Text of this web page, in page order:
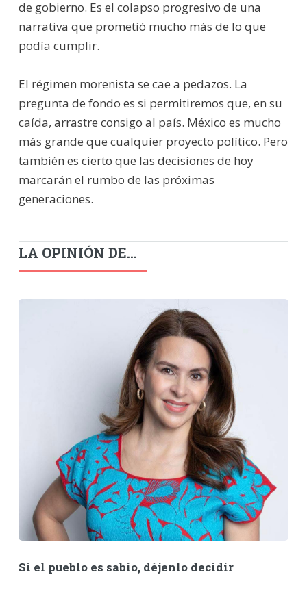
de gobierno. Es el colapso progresivo de una
narrativa que prometió mucho más de lo que
podía cumplir.
El régimen morenista se cae a pedazos. La
pregunta de fondo es si permitiremos que, en su
caída, arrastre consigo al país. México es mucho
más grande que cualquier proyecto político. Pero
también es cierto que las decisiones de hoy
marcarán el rumbo de las próximas
generaciones.
LA OPINIÓN DE...
Si el pueblo es sabio, déjenlo decidir